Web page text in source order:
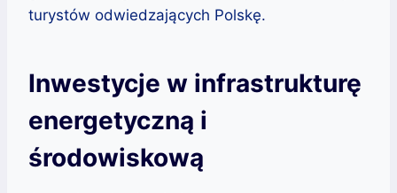
turystów odwiedzających Polskę.
Inwestycje w infrastrukturę
energetyczną i
środowiskową